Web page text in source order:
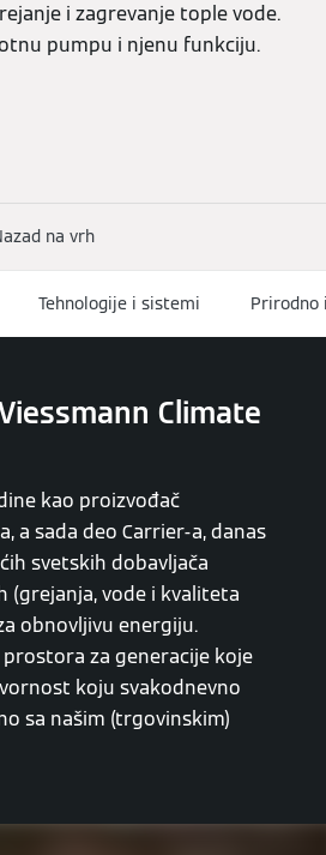
i zagrevanje tople vode.
pumpu i njenu funkciju.
na vrh
Tehnologije i sistemi Prirodno
Climate
kao proizvođač
a sada deo Carrier-a, danas
svetskih dobavljača
(grejanja, vode i kvaliteta
obnovljivu energiju.
za generacije koje
koju svakodnevno
sa našim (trgovinskim)